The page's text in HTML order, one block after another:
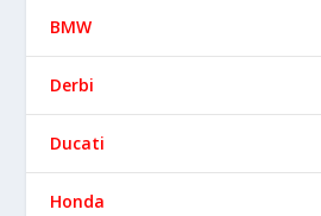
BMW
Derbi
Ducati
Honda